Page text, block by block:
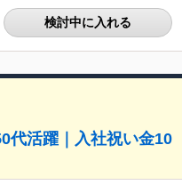
検討中に入れる
代活躍｜入社祝い金10